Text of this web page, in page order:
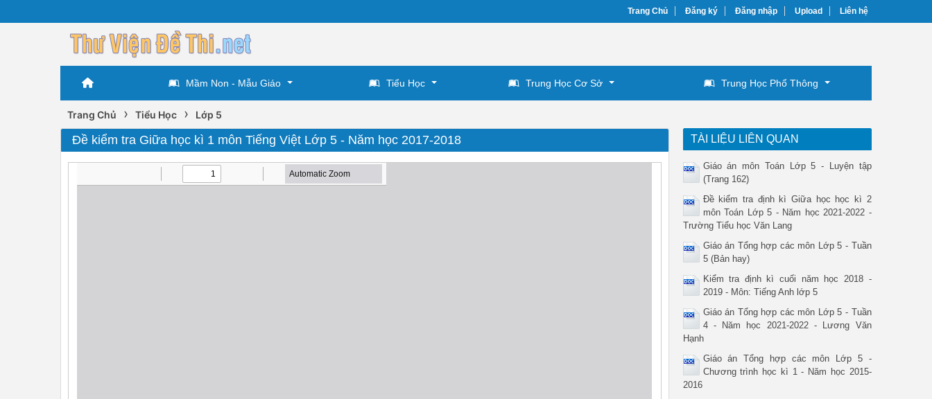
Trang Chủ Đăng ký Đăng nhập Upload Liên hệ
Mầm Non - Mẫu Giáo Tiểu Học Trung Học Cơ Sở Trung Học Phổ Thông
Trang Chủ › Tiểu Học › Lớp 5
Đề kiểm tra Giữa học kì 1 môn Tiếng Việt Lớp 5 - Năm học 2017-2018 TÀI LIỆU LIÊN QUAN
Giáo án môn Toán Lớp 5 - Luyện tập
(Trang 162)
Đề kiểm tra định kì Giữa học học kì 2
môn Toán Lớp 5 - Năm học 2021-2022 -
Trường Tiểu học Văn Lang
Giáo án Tổng hợp các môn Lớp 5 - Tuần
5 (Bản hay)
Kiểm tra định kì cuối năm học 2018 -
2019 - Môn: Tiếng Anh lớp 5
Giáo án Tổng hợp các môn Lớp 5 - Tuần
4 - Năm học 2021-2022 - Lương Văn
Hạnh
Giáo án Tổng hợp các môn Lớp 5 -
Chương trình học kì 1 - Năm học 2015-
2016